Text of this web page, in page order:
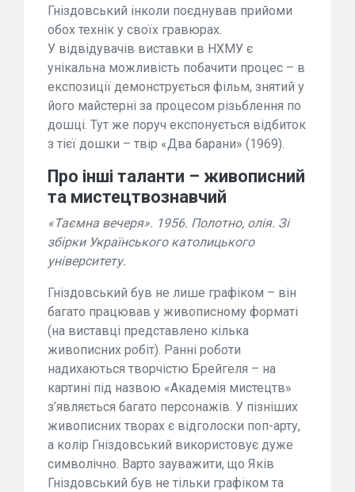
Гніздовський інколи поєднував прийоми
обох технік у своїх гравюрах.
У відвідувачів виставки в НХМУ є
унікальна можливість побачити процес – в
експозиції демонструється фільм, знятий у
його майстерні за процесом різьблення по
дошці. Тут же поруч експонується відбиток
з тієї дошки – твір «Два барани» (1969).
Про інші таланти – живописний
та мистецтвознавчий
«Таємна вечеря». 1956. Полотно, олія. Зі
збірки Українського католицького
університету.
Гніздовський був не лише графіком – він
багато працював у живописному форматі
(на виставці представлено кілька
живописних робіт). Ранні роботи
надихаються творчістю Брейгеля – на
картині під назвою «Академія мистецтв»
з’являється багато персонажів. У пізніших
живописних творах є відголоски поп-арту,
а колір Гніздовський використовує дуже
символічно. Варто зауважити, що Яків
Гніздовський був не тільки графіком та